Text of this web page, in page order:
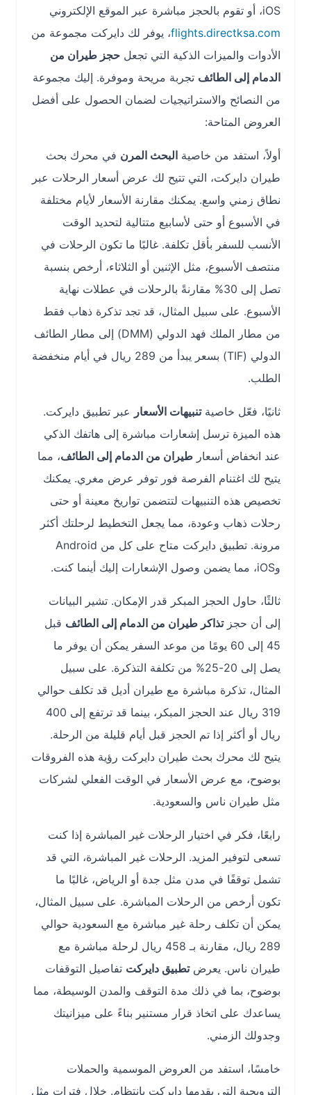
flights.directksa.com، يوفر لك دايركت مجموعة من
الأدوات والميزات الذكية التي تجعل حجز طيران من
الدمام إلى الطائفتجربة مريحة وموفرة. إليك مجموعة
من النصائح والاستراتيجيات لضمان الحصول على أفضل
العروض المتاحة:
أولاً، استفد من خاصيةالبحث المرن في محرك بحث
طيران دايركت، التي تتيح لك عرض أسعار الرحلات عبر
نطاق زمني واسع. يمكنك مقارنة الأسعار لأيام مختلفة
في الأسبوع أو حتى لأسابيع متتالية لتحديد الوقت
الأنسب للسفر بأقل تكلفة. غالبًا ما تكون الرحلات في
منتصف الأسبوع، مثل الإثنين أو الثلاثاء، أرخص بنسبة
تصل إلى 30% مقارنةً بالرحلات في عطلات نهاية
الأسبوع. على سبيل المثال، قد تجد تذكرة ذهاب فقط
من مطار الملك فهد الدولي (DMM) إلى مطار الطائف
الدولي (TIF) بسعر يبدأ من 289 ريال في أيام منخفضة
الطلب.
ثانيًا، فعّل خاصيةتنبيهات الأسعارعبر تطبيق دايركت.
هذه الميزة ترسل إشعارات مباشرة إلى هاتفك الذكي
عند انخفاض أسعارطيران من الدمام إلى الطائف، مما
يتيح لك اغتنام الفرصة فور توفر عرض مغري. يمكنك
تخصيص هذه التنبيهات لتتضمن تواريخ معينة أو حتى
رحلات ذهاب وعودة، مما يجعل التخطيط لرحلتك أكثر
مرونة. تطبيق دايركت متاح على كل من Android
ثالثًا، حاول الحجز المبكر قدر الإمكان. تشير البيانات
إلى أن حجز تذاكر طيران من الدمام إلى الطائفقبل
45 إلى 60 يومًا من موعد السفر يمكن أن يوفر ما
يصل إلى 20-25% من تكلفة التذكرة. على سبيل
المثال، تذكرة مباشرة مع طيران أديل قد تكلف حوالي
319 ريال عند الحجز المبكر، بينما قد ترتفع إلى 400
ريال أو أكثر إذا تم الحجز قبل أيام قليلة من الرحلة.
يتيح لك محرك بحث طيران دايركت رؤية هذه الفروقات
بوضوح، مع عرض الأسعار في الوقت الفعلي لشركات
مثل طيران ناس والسعودية.
رابعًا، فكر في اختيار الرحلات غير المباشرة إذا كنت
تسعى لتوفير المزيد. الرحلات غير المباشرة، التي قد
تشمل توقفًا في مدن مثل جدة أو الرياض، غالبًا ما
تكون أرخص من الرحلات المباشرة. على سبيل المثال،
يمكن أن تكلف رحلة غير مباشرة مع السعودية حوالي
289 ريال، مقارنة بـ 458 ريال لرحلة مباشرة مع
طيران ناس. يعرضتطبيق دايركتتفاصيل التوقفات
بوضوح، بما في ذلك مدة التوقف والمدن الوسيطة، مما
يساعدك على اتخاذ قرار مستنير بناءً على ميزانيتك
وجدولك الزمني.
خامسًا، استفد من العروض الموسمية والحملات
الترويجية التي يقدمها دايركت بانتظام. خلال فترات مثل